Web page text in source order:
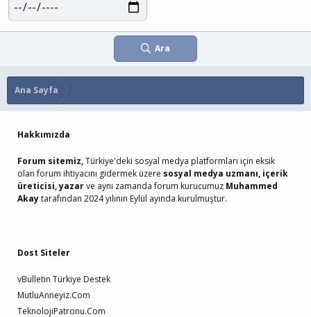
Ara
Ana Sayfa
Hakkımızda
Forum sitemiz,Türkiye'deki sosyal medya platformları için eksik
olan forum ihtiyacını gidermek üzere sosyal medya uzmanı, içerik
üreticisi, yazarve aynı zamanda forum kurucumuz Muhammed
Akaytarafından 2024 yılının Eylül ayında kurulmuştur.
Dost Siteler
vBulletin Türkiye Destek
MutluAnneyiz.Com
TeknolojiPatronu.Com